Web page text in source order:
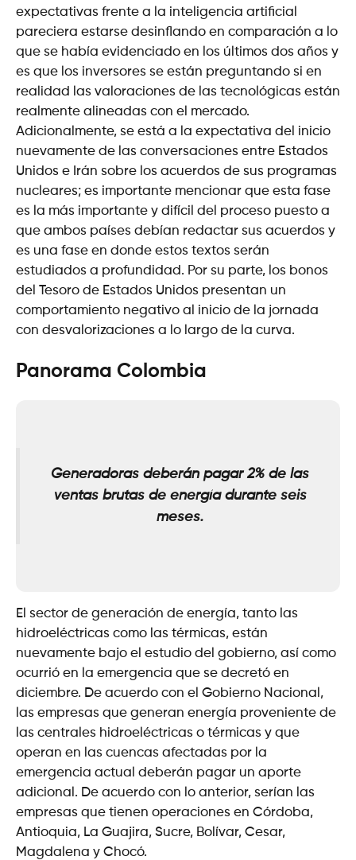
expectativas frente a la inteligencia artificial
pareciera estarse desinflando en comparación a lo
que se había evidenciado en los últimos dos años y
es que los inversores se están preguntando si en
realidad las valoraciones de las tecnológicas están
realmente alineadas con el mercado.
Adicionalmente, se está a la expectativa del inicio
nuevamente de las conversaciones entre Estados
Unidos e Irán sobre los acuerdos de sus programas
nucleares; es importante mencionar que esta fase
es la más importante y difícil del proceso puesto a
que ambos países debían redactar sus acuerdos y
es una fase en donde estos textos serán
estudiados a profundidad. Por su parte, los bonos
del Tesoro de Estados Unidos presentan un
comportamiento negativo al inicio de la jornada
con desvalorizaciones a lo largo de la curva.
Panorama Colombia
Generadoras deberán pagar 2% de las
ventas brutas de energía durante seis
meses.
El sector de generación de energía, tanto las
hidroeléctricas como las térmicas, están
nuevamente bajo el estudio del gobierno, así como
ocurrió en la emergencia que se decretó en
diciembre. De acuerdo con el Gobierno Nacional,
las empresas que generan energía proveniente de
las centrales hidroeléctricas o térmicas y que
operan en las cuencas afectadas por la
emergencia actual deberán pagar un aporte
adicional. De acuerdo con lo anterior, serían las
empresas que tienen operaciones en Córdoba,
Antioquia, La Guajira, Sucre, Bolívar, Cesar,
Magdalena y Chocó.